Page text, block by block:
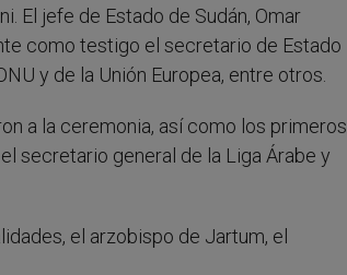
El jefe de Estado de Sudán, Omar
como testigo el secretario de Estado
y de la Unión Europea, entre otros.
a la ceremonia, así como los primeros
secretario general de la Liga Árabe y
el arzobispo de Jartum, el